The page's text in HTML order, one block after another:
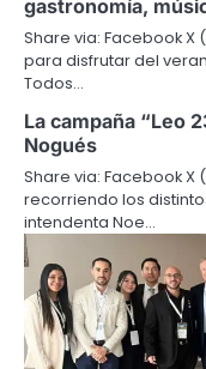
gastronomía,
Share via: Facebook X
para disfrutar del
Todos…
La campaña “Leo
Nogués
Share via: Facebook X
recorriendo los
intendenta Noe…